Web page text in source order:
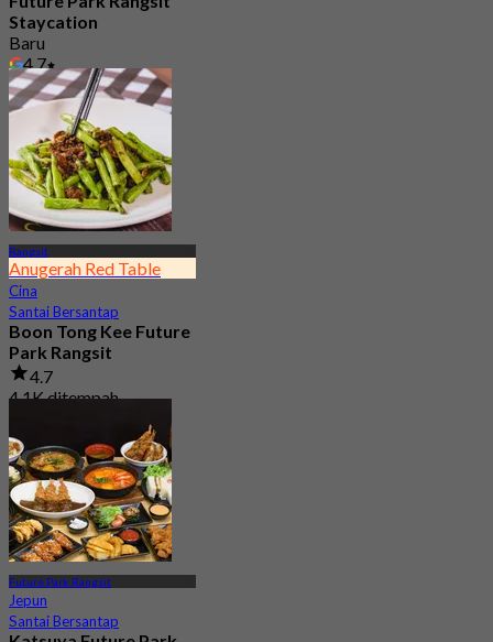
Staycation
Baru
4.7
Dari฿ 1,750
Rangsit
Anugerah Red Table
Cina
Santai Bersantap
Boon Tong Kee Future
Park Rangsit
4.7
4.1K ditempah
Future Park Rangsit
Jepun
Santai Bersantap